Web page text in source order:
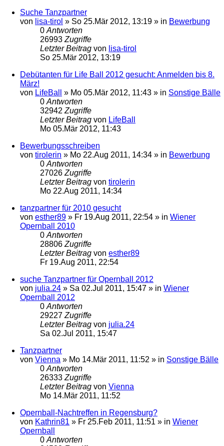
Suche Tanzpartner
von lisa-tirol » So 25.Mär 2012, 13:19 » in Bewerbung
0 Antworten
26993 Zugriffe
Letzter Beitrag von lisa-tirol
So 25.Mär 2012, 13:19
Debütanten für Life Ball 2012 gesucht: Anmelden bis 8.
März!
von LifeBall » Mo 05.Mär 2012, 11:43 » in Sonstige Bälle
0 Antworten
32942 Zugriffe
Letzter Beitrag von LifeBall
Mo 05.Mär 2012, 11:43
Bewerbungsschreiben
von tirolerin » Mo 22.Aug 2011, 14:34 » in Bewerbung
0 Antworten
27026 Zugriffe
Letzter Beitrag von tirolerin
Mo 22.Aug 2011, 14:34
tanzpartner für 2010 gesucht
von esther89 » Fr 19.Aug 2011, 22:54 » in Wiener
Opernball 2010
0 Antworten
28806 Zugriffe
Letzter Beitrag von esther89
Fr 19.Aug 2011, 22:54
suche Tanzpartner für Opernball 2012
von julia.24 » Sa 02.Jul 2011, 15:47 » in Wiener
Opernball 2012
0 Antworten
29227 Zugriffe
Letzter Beitrag von julia.24
Sa 02.Jul 2011, 15:47
Tanzpartner
von Vienna » Mo 14.Mär 2011, 11:52 » in Sonstige Bälle
0 Antworten
26333 Zugriffe
Letzter Beitrag von Vienna
Mo 14.Mär 2011, 11:52
Opernball-Nachtreffen in Regensburg?
von Kathrin81 » Fr 25.Feb 2011, 11:51 » in Wiener
Opernball
0 Antworten